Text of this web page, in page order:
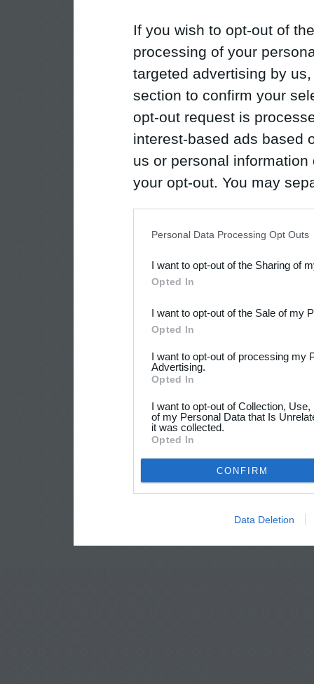
If you wish to opt-out of
processing of your
targeted advertising by
section to confirm your
opt-out request is
interest-based ads based
us or personal
your opt-out. You may
Downstream Participants
third parties.
Personal Data Processing Opt Outs
I want to opt-out of the Sharing of
Opted In
I want to opt-out of the Sale of my
Opted In
I want to opt-out of processing my
Advertising.
Opted In
I want to opt-out of Collection,
of my Personal Data that Is
it was collected.
Opted In
CONFIRM
Data Deletion